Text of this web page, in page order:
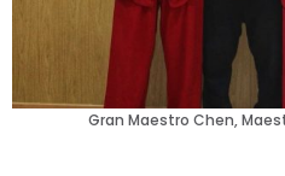
Gran Maestro Chen,